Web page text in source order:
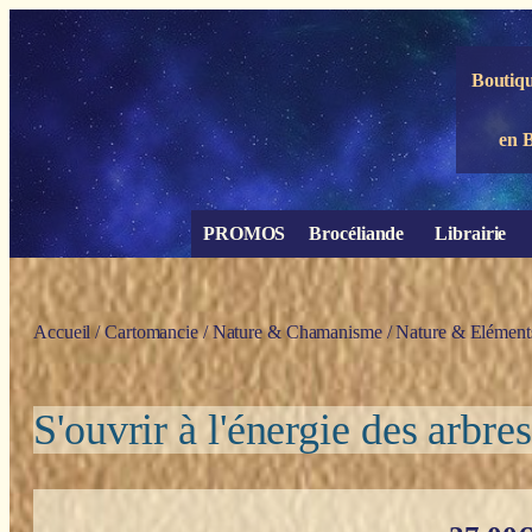
Panneau de gestion des cookies
en
PROMOS Brocéliande Librairie
Accueil /Cartomancie/Nature & Chamanisme/Nature &
S'ouvrir à l'énergie des